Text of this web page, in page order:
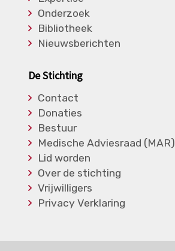
Onderzoek
Bibliotheek
Nieuwsberichten
De Stichting
Contact
Donaties
Bestuur
Medische Adviesraad (MAR)
Lid worden
Over de stichting
Vrijwilligers
Privacy Verklaring